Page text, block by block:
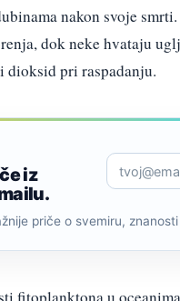
nakon svoje
dok neke hvataju
dioksid pri raspadanju.
iz
priče o svemiru,